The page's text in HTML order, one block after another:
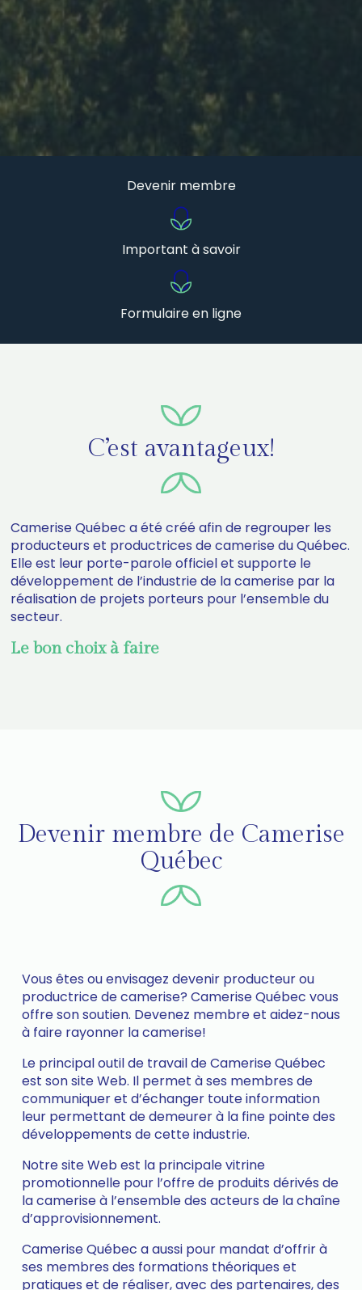
Devenir membre
Important à savoir
Formulaire en ligne
C’est avantageux!
Camerise Québec a été créé afin de regrouper les
producteurs et productrices de camerise du Québec.
Elle est leur porte-parole officiel et supporte le
développement de l’industrie de la camerise par la
réalisation de projets porteurs pour l’ensemble du
secteur.
Le bon choix à faire
Devenir membre de Camerise
Québec
Vous êtes ou envisagez devenir producteur ou
productrice de camerise? Camerise Québec vous
offre son soutien. Devenez membre et aidez-nous
à faire rayonner la camerise!
Le principal outil de travail de Camerise Québec
est son site Web. Il permet à ses membres de
communiquer et d’échanger toute information
leur permettant de demeurer à la fine pointe des
développements de cette industrie.
Notre site Web est la principale vitrine
promotionnelle pour l’offre de produits dérivés de
la camerise à l’ensemble des acteurs de la chaîne
d’approvisionnement.
Camerise Québec a aussi pour mandat d’offrir à
ses membres des formations théoriques et
pratiques et de réaliser, avec des partenaires, des